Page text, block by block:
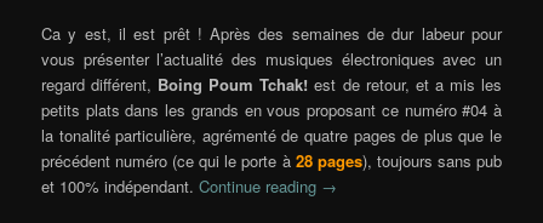
Ca y est, il est prêt ! Après des semaines de dur labeur pour
vous présenter l’actualité des musiques électroniques avec un
regard différent, Boing Poum Tchak!est de retour, et a mis les
petits plats dans les grands en vous proposant ce numéro #04 à
la tonalité particulière, agrémenté de quatre pages de plus que le
précédent numéro (ce qui le porte à 28 pages), toujours sans pub
et 100% indépendant.Continue reading →